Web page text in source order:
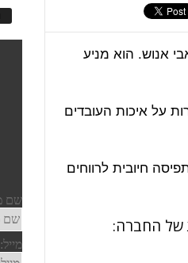
אנוש. הוא מניע
על איכות העובדים
חיובית לרווחים